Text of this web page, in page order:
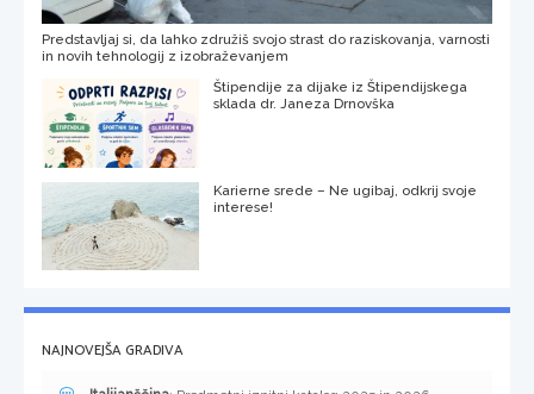
Predstavljaj si, da lahko združiš svojo strast do raziskovanja, varnosti
in novih tehnologij z izobraževanjem
Štipendije za dijake iz Štipendijskega
sklada dr. Janeza Drnovška
Karierne srede – Ne ugibaj, odkrij svoje
interese!
NAJNOVEJŠA GRADIVA